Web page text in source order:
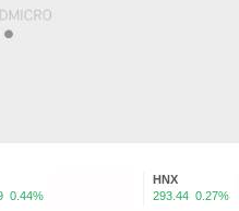
0.44%
HNX
293.44 0.27%